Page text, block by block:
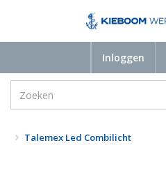
Inloggen
Talemex Led Combilicht